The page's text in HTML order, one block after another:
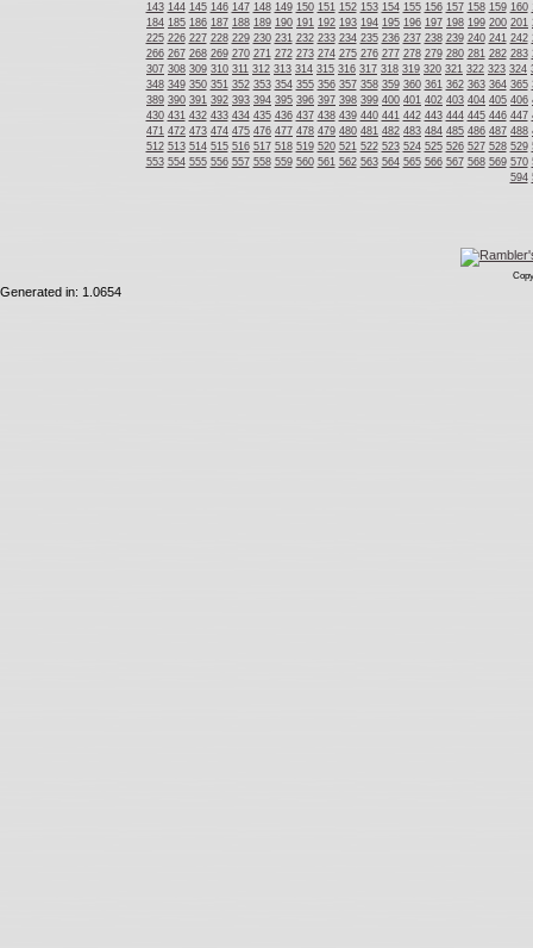
143 144 145 146 147 148 149 150 151 152 153 154 155 156 157 158 159 160
184 185 186 187 188 189 190 191 192 193 194 195 196 197 198 199 200 201
225 226 227 228 229 230 231 232 233 234 235 236 237 238 239 240 241 242
266 267 268 269 270 271 272 273 274 275 276 277 278 279 280 281 282 283
307 308 309 310 311 312 313 314 315 316 317 318 319 320 321 322 323 324
348 349 350 351 352 353 354 355 356 357 358 359 360 361 362 363 364 365
389 390 391 392 393 394 395 396 397 398 399 400 401 402 403 404 405 406
430 431 432 433 434 435 436 437 438 439 440 441 442 443 444 445 446 447
471 472 473 474 475 476 477 478 479 480 481 482 483 484 485 486 487 488
512 513 514 515 516 517 518 519 520 521 522 523 524 525 526 527 528 529
553 554 555 556 557 558 559 560 561 562 563 564 565 566 567 568 569 570
594
Generated in: 1.0654